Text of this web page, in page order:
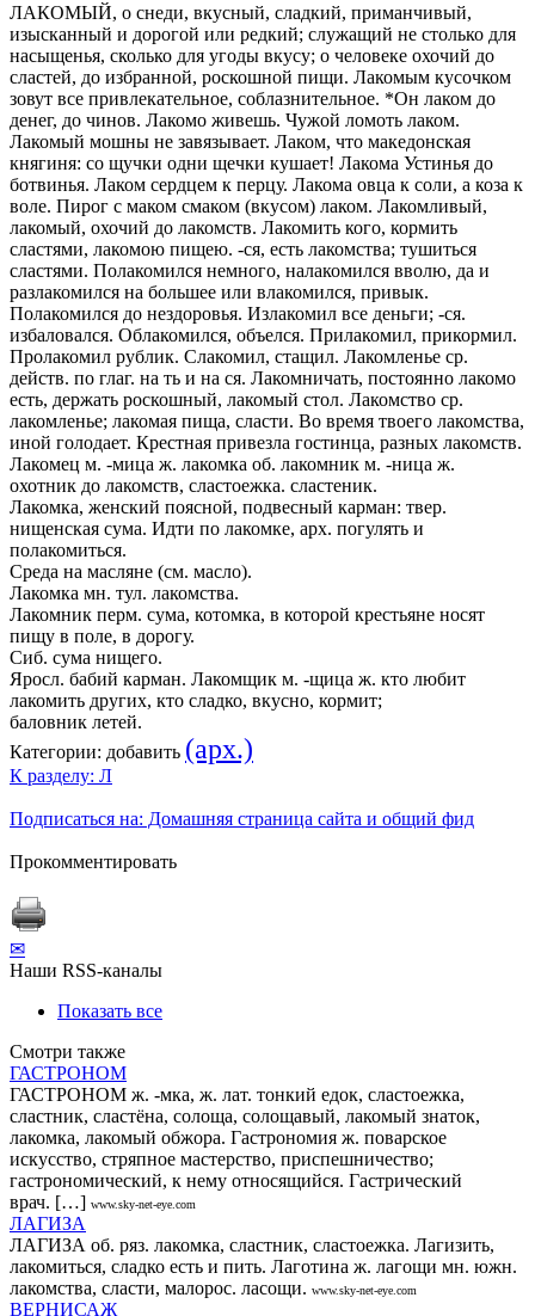
ЛАКОМЫЙ, о снеди, вкусный, сладкий, приманчивый,
изысканный и дорогой или редкий; служащий не столько для
насыщенья, сколько для угоды вкусу; о человеке охочий до
сластей, до избранной, роскошной пищи. Лакомым кусочком
зовут все привлекательное, соблазнительное. *Он лаком до
денег, до чинов. Лакомо живешь. Чужой ломоть лаком.
Лакомый мошны не завязывает. Лаком, что македонская
княгиня: со щучки одни щечки кушает! Лакома Устинья до
ботвинья. Лаком сердцем к перцу. Лакома овца к соли, а коза к
воле. Пирог с маком смаком (вкусом) лаком. Лакомливый,
лакомый, охочий до лакомств. Лакомить кого, кормить
сластями, лакомою пищею. -ся, есть лакомства; тушиться
сластями. Полакомился немного, налакомился вволю, да и
разлакомился на большее или влакомился, привык.
Полакомился до нездоровья. Излакомил все деньги; -ся.
избаловался. Облакомился, объелся. Прилакомил, прикормил.
Пролакомил рублик. Слакомил, стащил. Лакомленье ср.
действ. по глаг. на ть и на ся. Лакомничать, постоянно лакомо
есть, держать роскошный, лакомый стол. Лакомство ср.
лакомленье; лакомая пища, сласти. Во время твоего лакомства,
иной голодает. Крестная привезла гостинца, разных лакомств.
Лакомец м. -мица ж. лакомка об. лакомник м. -ница ж.
охотник до лакомств, сластоежка. сластеник.
Лакомка, женский поясной, подвесный карман: твер.
нищенская сума. Идти по лакомке, арх. погулять и
полакомиться.
Среда на масляне (см. масло).
Лакомка мн. тул. лакомства.
Лакомник перм. сума, котомка, в которой крестьяне носят
пищу в поле, в дорогу.
Сиб. сума нищего.
Яросл. бабий карман. Лакомщик м. -щица ж. кто любит
лакомить других, кто сладко, вкусно, кормит;
баловник летей.
Категории: добавить (арх.)
К разделу: Л
Подписаться на: Домашняя страница сайта и общий фид
Прокомментировать
✉
Наши RSS-каналы
Показать все
Смотри также
ГАСТРОНОМ
ГАСТРОНОМ ж. -мка, ж. лат. тонкий едок, сластоежка,
сластник, сластёна, солоща, солощавый, лакомый знаток,
лакомка, лакомый обжора. Гастрономия ж. поварское
искусство, стряпное мастерство, приспешничество;
гастрономический, к нему относящийся. Гастрический
врач. […] www.sky-net-eye.com
ЛАГИЗА
ЛАГИЗА об. ряз. лакомка, сластник, сластоежка. Лагизить,
лакомиться, сладко есть и пить. Лаготина ж. лагощи мн. южн.
лакомства, сласти, малорос. ласощи. www.sky-net-eye.com
ВЕРНИСАЖ